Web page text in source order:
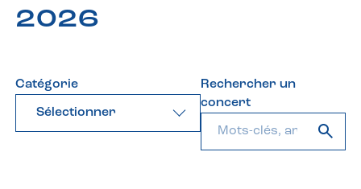
2026
Catégorie
Sélectionner
Rechercher un
concert